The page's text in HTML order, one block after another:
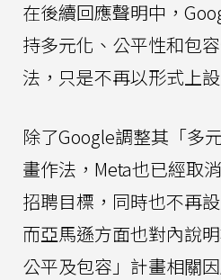
在後續回應聲明中，
持多元化、公平性和包
法，只是不再以形式上
除了Google調整其「多
畫作法，Meta也已經取
招聘目標，同時也不再
而亞馬遜方面也對內說
公平及包容」計畫相關